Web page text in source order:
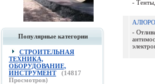
Популярные категории
СТРОИТЕЛЬНАЯ
ТЕХНИКА,
ОБОРУДОВАНИЕ,
ИНСТРУМЕНТ
(14817
Просмотров)
-
-